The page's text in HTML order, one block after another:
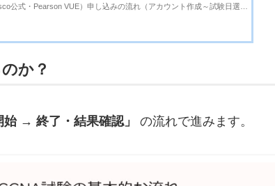
公式・Pearson VUE）申し込みの流れ（アカウント作成～試験日選
か？
→ 終了・結果確認」 の流れで進みます。